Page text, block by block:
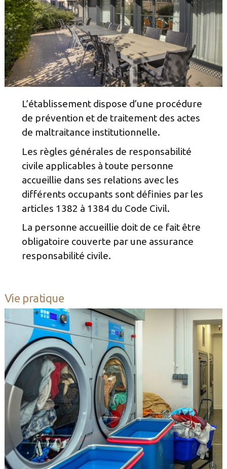
L’établissement dispose d’une procédure
de prévention et de traitement des actes
de maltraitance institutionnelle.
Les règles générales de responsabilité
civile applicables à toute personne
accueillie dans ses relations avec les
différents occupants sont définies par les
articles 1382 à 1384 du Code Civil.
La personne accueillie doit de ce fait être
obligatoire couverte par une assurance
responsabilité civile.
Vie pratique